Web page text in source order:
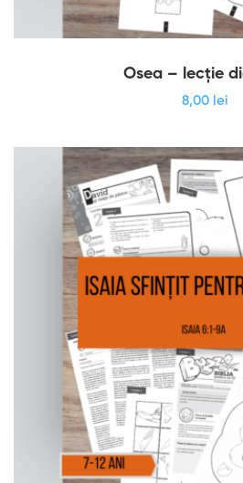
Osea – lecție
8,00 lei